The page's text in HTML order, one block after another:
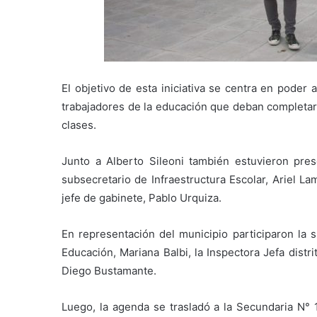
El objetivo de esta iniciativa se centra en poder
trabajadores de la educación que deban
clases.
Junto a Alberto Sileoni también estuvieron
subsecretario de Infraestructura Escolar, Ariel
jefe de gabinete, Pablo Urquiza.
En representación del municipio participaron la
Educación, Mariana Balbi, la Inspectora Jefa
Diego Bustamante.
Luego, la agenda se trasladó a la Secundaria